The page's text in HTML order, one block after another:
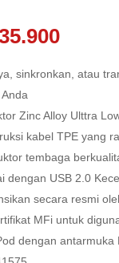
sinkronkan, atau
Zinc Alloy Ulttra
kabel TPE yang
tembaga
dengan USB 2.0
secara resmi
MFi untuk
dengan antarmuka